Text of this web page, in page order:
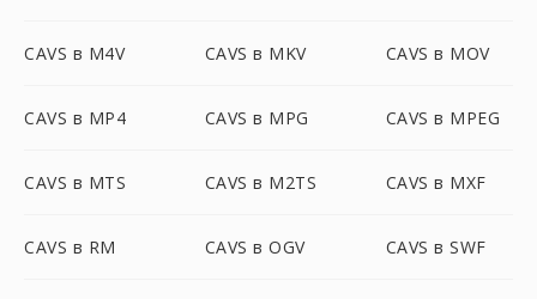
CAVS в M4V CAVS в MKV CAVS в MOV
CAVS в MP4 CAVS в MPG CAVS в MPEG
CAVS в MTS CAVS в M2TS CAVS в MXF
CAVS в RM CAVS в OGV CAVS в SWF